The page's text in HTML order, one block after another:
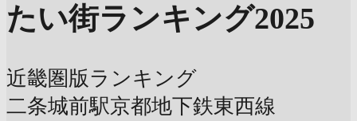
たい街ランキング2025
近畿圏版ランキング
二条城前駅京都地下鉄東西線